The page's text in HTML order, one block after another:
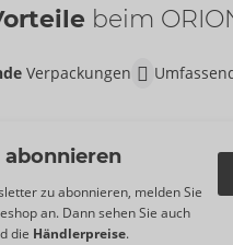
beim
Verpackungen
abonnieren
zu abonnieren, melden Sie
an. Dann sehen Sie auch
die Händlerpreise.